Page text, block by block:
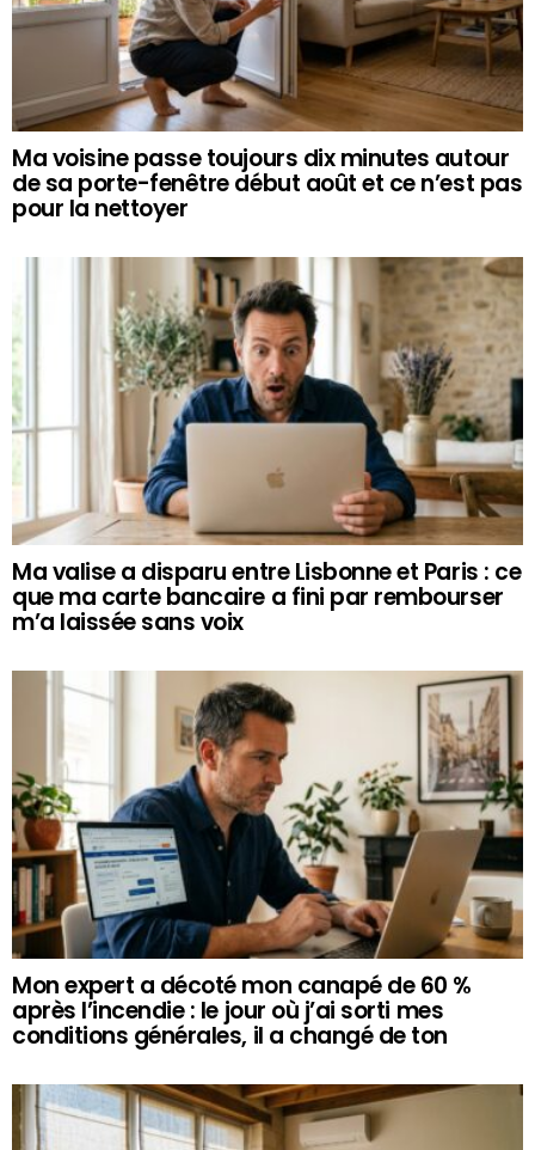
Ma voisine passe toujours dix minutes autour
de sa porte-fenêtre début août et ce n’est pas
pour la nettoyer
Ma valise a disparu entre Lisbonne et Paris : ce
que ma carte bancaire a fini par rembourser
m’a laissée sans voix
Mon expert a décoté mon canapé de 60 %
après l’incendie : le jour où j’ai sorti mes
conditions générales, il a changé de ton